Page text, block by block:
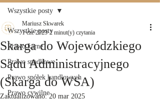
Wszystkie posty
Prawo karne
Prawo spadkowe
Prawo spółek handlowych
Prawo cywilne
Wszystkie posty
Skarga do Wojewódzkiego
Sądu Administracyjnego
(Skarga do WSA)
Mariusz Skwarek
1 cze 2023 2 minut(y) czytania
Zaktualizowano:20 mar 2025